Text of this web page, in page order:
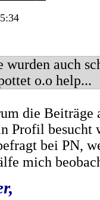
auch
o.o help...
die Beiträge
Profil besucht
bei PN,
mich